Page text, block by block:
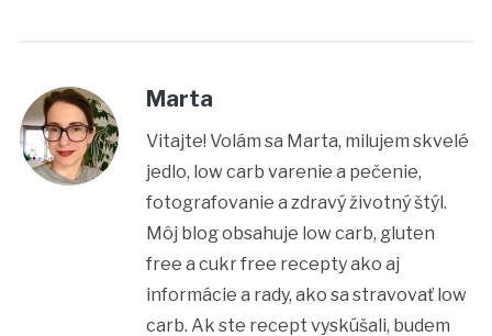
Marta
Vitajte! Volám sa Marta, milujem skvelé
jedlo, low carb varenie a pečenie,
fotografovanie a zdravý životný štýl.
Môj blog obsahuje low carb, gluten
free a cukr free recepty ako aj
informácie a rady, ako sa stravovať low
carb. Ak ste recept vyskúšali, budem